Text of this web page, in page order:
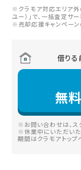
※クラモア対応エリア外
ユー）」で、一括査定サ
※売却応援キャンペー
借りる
無
※お問い合わせは、ス
※休業中にいただい
期間はクラモアトップ